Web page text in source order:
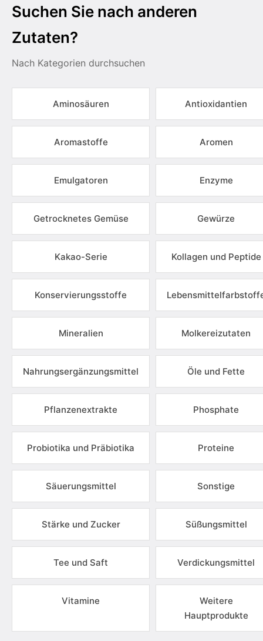
Suchen Sie nach anderen
Zutaten?
Nach Kategorien durchsuchen
Aminosäuren Antioxidantien
Aromastoffe Aromen
Emulgatoren Enzyme
Getrocknetes Gemüse Gewürze
Kakao-Serie Kollagen und Peptide
Konservierungsstoffe
Mineralien Molkereizutaten
Nahrungsergänzungsmittel Öle und Fette
Pflanzenextrakte Phosphate
Probiotika und Präbiotika Proteine
Säuerungsmittel Sonstige
Stärke und Zucker Süßungsmittel
Tee und Saft Verdickungsmittel
Vitamine
Weitere
Hauptprodukte